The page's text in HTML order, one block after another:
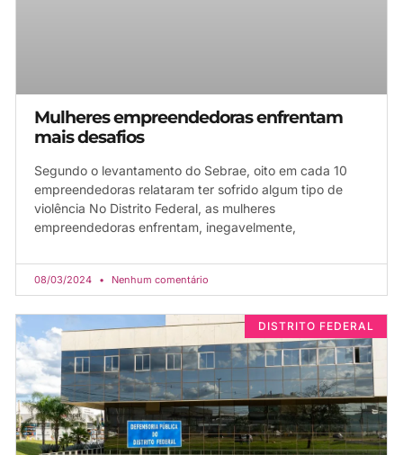
Mulheres empreendedoras enfrentam
mais desafios
Segundo o levantamento do Sebrae, oito em cada 10
empreendedoras relataram ter sofrido algum tipo de
violência No Distrito Federal, as mulheres
empreendedoras enfrentam, inegavelmente,
08/03/2024 Nenhum comentário
DISTRITO FEDERAL